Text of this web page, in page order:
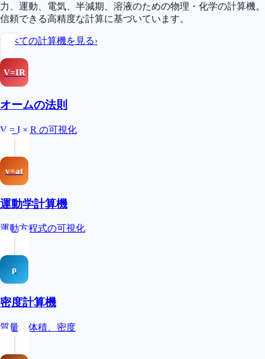
力、運動、電気、半減期、溶液のための物理・化学の計算機。
信頼できる高精度な計算に基づいています。
すべての計算機を見る›
V=IR
オームの法則
V = I × R の可視化
v=at
運動学計算機
運動方程式の可視化
ρ
密度計算機
質量、体積、密度